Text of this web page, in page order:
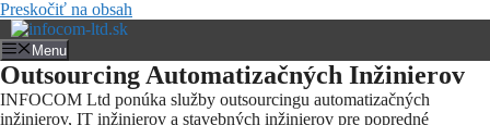
Preskočiť na obsah
Menu
Outsourcing Automatizačných Inžinierov
INFOCOM Ltd ponúka služby outsourcingu automatizačných
inžinierov, IT inžinierov a stavebných inžinierov pre popredné